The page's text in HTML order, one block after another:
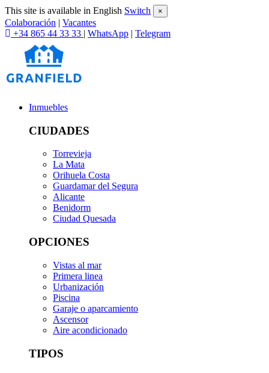
This site is available in English Switch ×
Colaboración | Vacantes
+34 865 44 33 33 | WhatsApp | Telegram
Inmuebles
CIUDADES
Torrevieja
La Mata
Orihuela Costa
Guardamar del Segura
Alicante
Benidorm
Ciudad Quesada
OPCIONES
Vistas al mar
Primera linea
Urbanización
Piscina
Garaje o aparcamiento
Ascensor
Aire acondicionado
TIPOS